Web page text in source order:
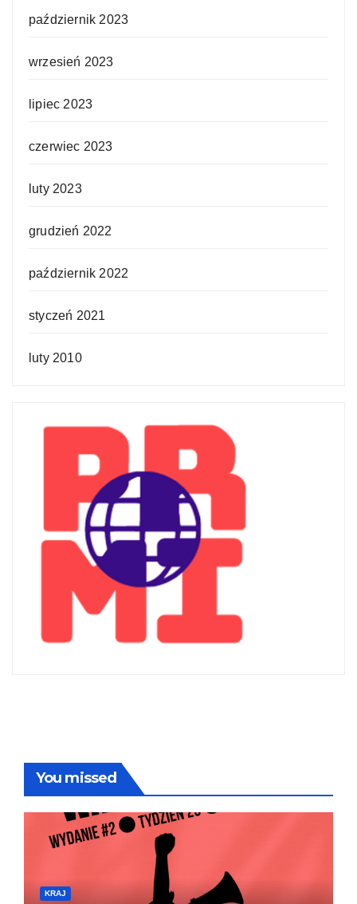
październik 2023
wrzesień 2023
lipiec 2023
czerwiec 2023
luty 2023
grudzień 2022
październik 2022
styczeń 2021
luty 2010
You missed
KRAJ